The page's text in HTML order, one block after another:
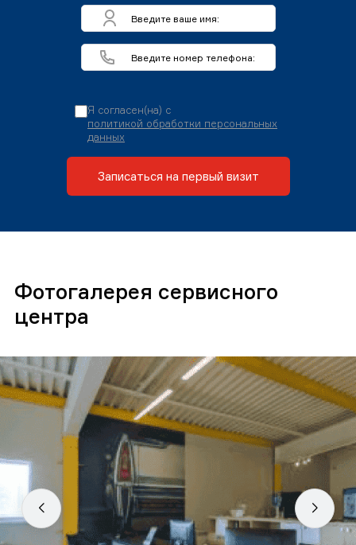
Я согласен(на) с
политикой обработки персональных
данных
Записаться на первый визит
Фотогалерея сервисного
центра